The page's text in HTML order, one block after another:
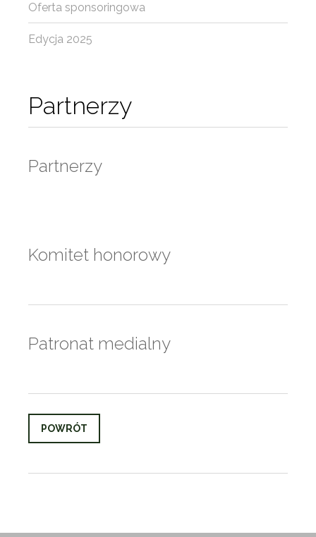
Partnerzy
Partnerzy
Komitet honorowy
Patronat medialny
POWRÓT
Oferta sponsoringowa
Edycja 2025